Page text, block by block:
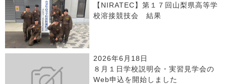
【NIRATEC】第１７回山梨県高等学
校溶接競技会 結果
2026年6月18日
８月１日学校説明会・実習見学会の
Web申込を開始しました